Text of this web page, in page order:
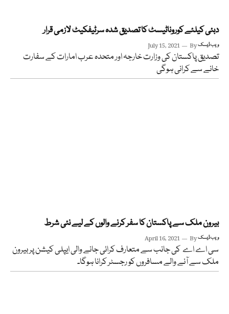
دبئی کیلئے کوروناٹیسٹ کا تصدیق شدہ سرٹیفکیٹ لازمی قرار
July 15, 2021 Byویب ڈیسک
تصدیق پاکستان کی وزارت خارجہ اور متحدہ عرب امارات کے سفارت
خانے سے کرانی ہوگی
بیرون ملک سے پاکستان کا سفر کرنے والوں کے لیے نئی شرط
April 16, 2021 Byویب ڈیسک
سی اے اے کی جانب سے متعارف کرائی جانے والی ایپلی کیشن پر بیرون
ملک سے آنے والے مسافروں کو رجسٹر کرانا ہوگا۔